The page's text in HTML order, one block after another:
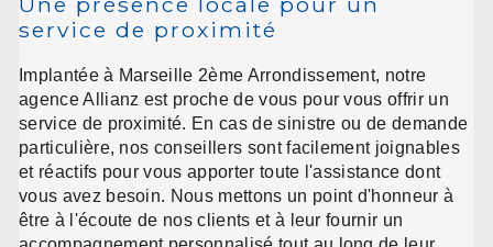
service de proximité
Implantée à Marseille 2ème Arrondissement, notre
agence Allianz est proche de vous pour vous offrir un
service de proximité. En cas de sinistre ou de demande
particulière, nos conseillers sont facilement joignables
et réactifs pour vous apporter toute l'assistance dont
vous avez besoin. Nous mettons un point d'honneur à
être à l'écoute de nos clients et à leur fournir un